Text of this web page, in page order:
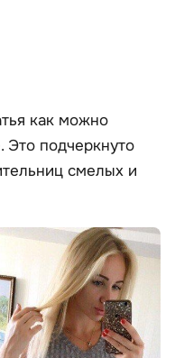
как можно
Это подчеркнуто
смелых и